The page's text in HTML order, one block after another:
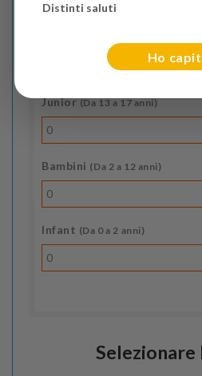
Indica il numero dei
Junior(Da 13 a 17 anni)
0
Bambini (Da 2 a 12 anni)
0
Infant (Da 0 a 2 anni)
0
Selezionare
Distinti saluti
Ho